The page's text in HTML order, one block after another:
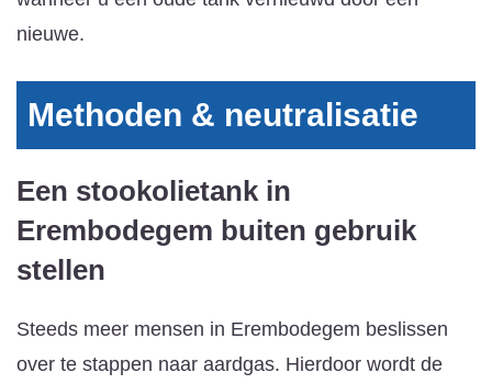
nieuwe.
Methoden & neutralisatie
Een stookolietank in
Erembodegem buiten gebruik
stellen
Steeds meer mensen in Erembodegem beslissen
over te stappen naar aardgas. Hierdoor wordt de